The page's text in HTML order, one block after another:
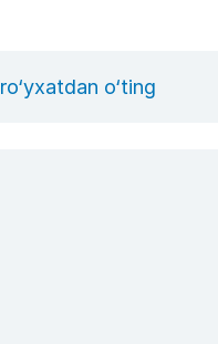
ro‘yxatdan o‘ting